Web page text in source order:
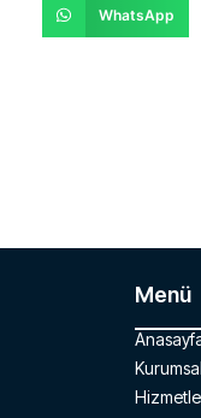
WhatsApp
Menü
Kurumsal